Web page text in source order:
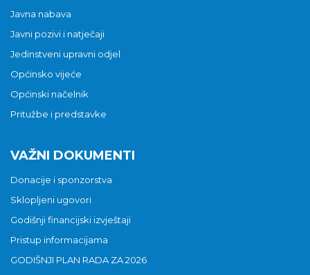
Javna nabava
Javni pozivi i natječaji
Jedinstveni upravni odjel
Općinsko vijeće
Općinski načelnik
Pritužbe i predstavke
VAŽNI DOKUMENTI
Donacije i sponzorstva
Sklopljeni ugovori
Godišnji financijski izvještaji
Pristup informacijama
GODIŠNJI PLAN RADA ZA 2026